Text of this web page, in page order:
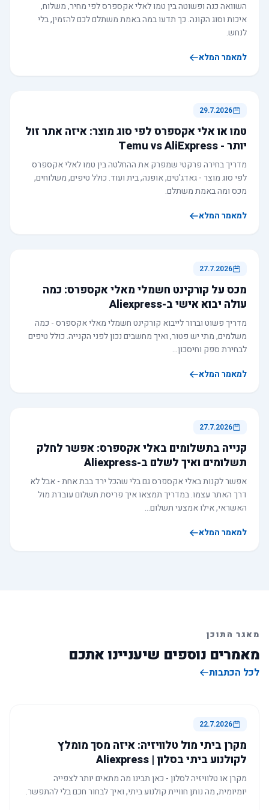
השוואה כנה ופשוטה בין טמו לאלי אקספרס לפי מחיר, משלוח,
איכות וסוג הקונה. כך תדעו במה באמת משתלם לכם להזמין, בלי
לנחש.
למאמר המלא
29.7.2026
טמו או אלי אקספרס לפי סוג מוצר: איזה אתר זול
יותר - Temu vs AliExpress
מדריך בחירה פרקטי שמפרק את ההחלטה בין טמו לאלי אקספרס
לפי סוג מוצר - גאדג'טים, אופנה, בית ועוד. כולל טיפים, משלוחים,
מכס ומה באמת משתלם.
למאמר המלא
27.7.2026
מכס על קורקינט חשמלי מאלי אקספרס: כמה
עולה יבוא אישי ב-Aliexpress
מדריך פשוט וברור לייבוא קורקינט חשמלי מאלי אקספרס - כמה
משלמים, מתי יש פטור, ואיך מחשבים נכון לפני הקנייה. כולל טיפים
לבחירת ספק וחיסכון…
למאמר המלא
27.7.2026
קנייה בתשלומים באלי אקספרס: אפשר לחלק
תשלומים ואיך לשלם ב-Aliexpress
אפשר לקנות באלי אקספרס גם בלי שהכל ירד בבת אחת - אבל לא
דרך האתר עצמו. במדריך תמצאו איך פריסת תשלום עובדת מול
האשראי, אילו אמצעי תשלום…
למאמר המלא
מאגר התוכן
מאמרים נוספים שיעניינו אתכם
לכל הכתבות
22.7.2026
מקרן ביתי מול טלוויזיה: איזה מסך מומלץ
לקולנוע ביתי בסלון | Aliexpress
מקרן או טלוויזיה לסלון - כאן תבינו מה מתאים יותר לצפייה
יומיומית, מה נותן חוויית קולנוע ביתי, ואיך לבחור חכם בלי להתפשר.